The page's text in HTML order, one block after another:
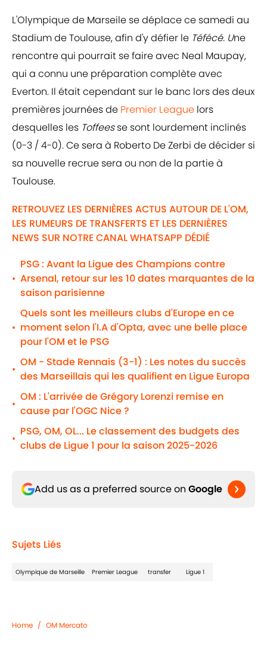
L'Olympique de Marseile se déplace ce samedi au
Stadium de Toulouse, afin d'y défier le Téfécé. Une
rencontre qui pourrait se faire avec Neal Maupay,
qui a connu une préparation complète avec
Everton. Il était cependant sur le banc lors des deux
premières journées de Premier League lors
desquelles les Toffeesse sont lourdement inclinés
(0-3 / 4-0). Ce sera à Roberto De Zerbi de décider si
sa nouvelle recrue sera ou non de la partie à
Toulouse.
RETROUVEZ LES DERNIÈRES ACTUS AUTOUR DE L'OM,
LES RUMEURS DE TRANSFERTS ET LES DERNIÈRES
NEWS SUR NOTRE CANAL WHATSAPP DÉDIÉ
•
PSG : Avant la Ligue des Champions contre
Arsenal, retour sur les 10 dates marquantes de la
saison parisienne
•
Quels sont les meilleurs clubs d'Europe en ce
moment selon l'I.A d'Opta, avec une belle place
pour l'OM et le PSG
•
OM - Stade Rennais (3-1) : Les notes du succès
des Marseillais qui les qualifient en Ligue Europa
•
OM : L'arrivée de Grégory Lorenzi remise en
cause par l'OGC Nice ?
•
PSG, OM, OL... Le classement des budgets des
clubs de Ligue 1 pour la saison 2025-2026
Add us as a preferred source on Google
Sujets Liés
Olympique de Marseille Premier League transfer Ligue 1
Home / OM Mercato